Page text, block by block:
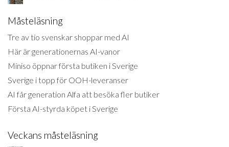
Måsteläsning
Tre av tio svenskar shoppar med AI
Här är generationernas AI-vanor
Miniso öppnar första butiken i Sverige
Sverige i topp för OOH-leveranser
AI får generation Alfa att besöka fler butiker
Första AI-styrda köpet i Sverige
Veckans måsteläsning